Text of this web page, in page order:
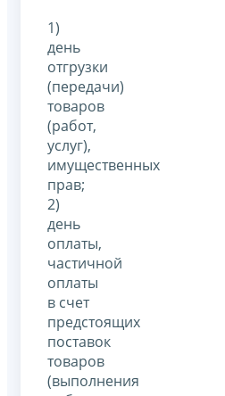
1)
день
отгрузки
(передачи)
товаров
(работ,
услуг),
имущественных
прав;
2)
день
оплаты,
частичной
оплаты
в счет
предстоящих
поставок
товаров
(выполнения